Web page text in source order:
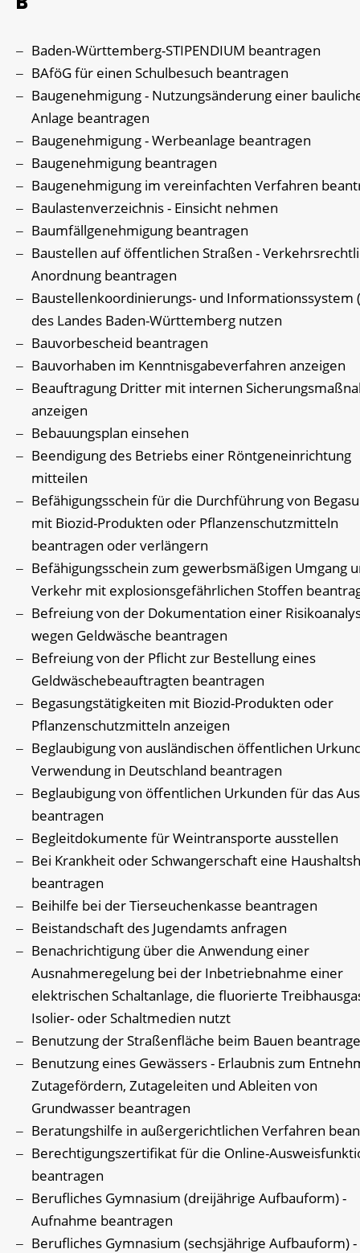
Baden-Württemberg-STIPENDIUM beantragen
BAföG für einen Schulbesuch beantragen
Baugenehmigung - Nutzungsänderung einer
Anlage beantragen
Baugenehmigung - Werbeanlage beantragen
Baugenehmigung beantragen
Baugenehmigung im vereinfachten Verfahren
Baulastenverzeichnis - Einsicht nehmen
Baumfällgenehmigung beantragen
Baustellen auf öffentlichen Straßen -
Anordnung beantragen
Baustellenkoordinierungs- und Informationssystem
des Landes Baden-Württemberg nutzen
Bauvorbescheid beantragen
Bauvorhaben im Kenntnisgabeverfahren anzeigen
Beauftragung Dritter mit internen
anzeigen
Bebauungsplan einsehen
Beendigung des Betriebs einer Röntgeneinrichtung
mitteilen
Befähigungsschein für die Durchführung von
mit Biozid-Produkten oder Pflanzenschutzmitteln
beantragen oder verlängern
Befähigungsschein zum gewerbsmäßigen Umgang
Verkehr mit explosionsgefährlichen Stoffen
Befreiung von der Dokumentation einer
wegen Geldwäsche beantragen
Befreiung von der Pflicht zur Bestellung eines
Geldwäschebeauftragten beantragen
Begasungstätigkeiten mit Biozid-Produkten oder
Pflanzenschutzmitteln anzeigen
Beglaubigung von ausländischen öffentlichen
Verwendung in Deutschland beantragen
Beglaubigung von öffentlichen Urkunden für das
beantragen
Begleitdokumente für Weintransporte ausstellen
Bei Krankheit oder Schwangerschaft eine
beantragen
Beihilfe bei der Tierseuchenkasse beantragen
Beistandschaft des Jugendamts anfragen
Benachrichtigung über die Anwendung einer
Ausnahmeregelung bei der Inbetriebnahme einer
elektrischen Schaltanlage, die fluorierte
Isolier- oder Schaltmedien nutzt
Benutzung der Straßenfläche beim Bauen
Benutzung eines Gewässers - Erlaubnis zum
Zutagefördern, Zutageleiten und Ableiten von
Grundwasser beantragen
Beratungshilfe in außergerichtlichen Verfahren
Berechtigungszertifikat für die Online-
beantragen
Berufliches Gymnasium (dreijährige Aufbauform) -
Aufnahme beantragen
Berufliches Gymnasium (sechsjährige Aufbauform) -